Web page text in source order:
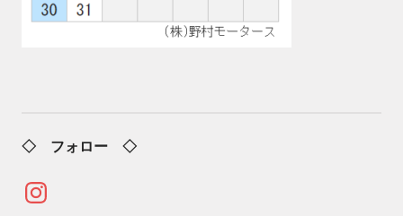
◇ フォロー ◇
Instagram